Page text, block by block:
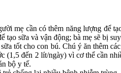
cần có thêm năng lượng để
tạo sữa và vận động; bà mẹ sẽ bị
cho con bú. Chú ý ăn thêm
đến 2 lít/ngày) vì cơ thể cần
bộ y tế.